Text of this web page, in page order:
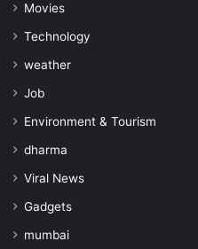
Movies
Technology
weather
Job
Environment & Tourism
dharma
Viral News
Gadgets
mumbai